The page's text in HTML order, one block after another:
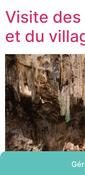
Visite
et du